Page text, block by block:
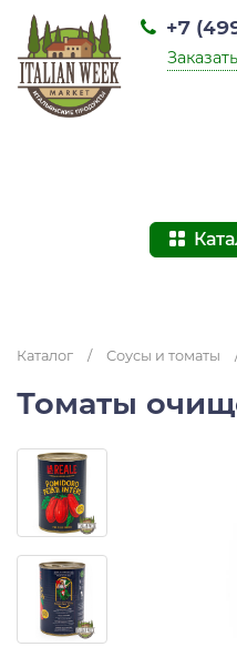
+7
Каталог / Соусы и томаты
Томаты